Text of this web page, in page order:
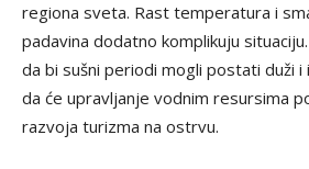
regiona sveta. Rast temperatura i
padavina dodatno komplikuju
da bi sušni periodi mogli postati duži i
da će upravljanje vodnim resursima
razvoja turizma na ostrvu.